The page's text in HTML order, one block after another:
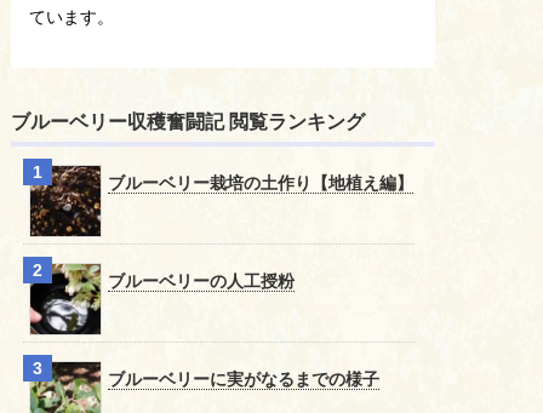
ています。
ブルーベリー収穫奮闘記 閲覧ランキング
ブルーベリー栽培の土作り【地植え編】
ブルーベリーの人工授粉
ブルーベリーに実がなるまでの様子